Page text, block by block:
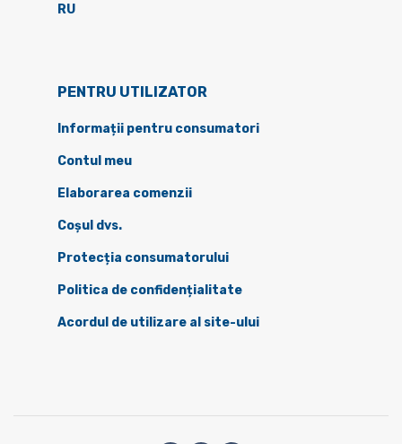
RU
PENTRU UTILIZATOR
Informații pentru consumatori
Contul meu
Elaborarea comenzii
Coșul dvs.
Protecția consumatorului
Politica de confidențialitate
Acordul de utilizare al site-ului